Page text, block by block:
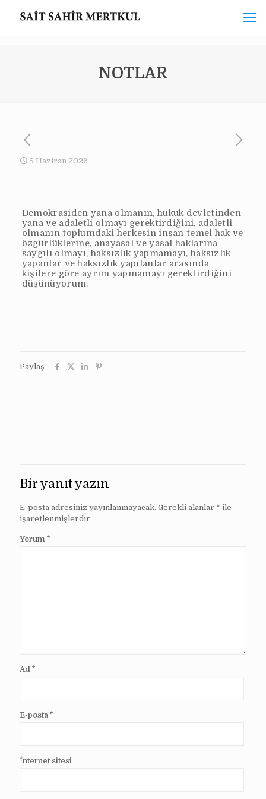
NOTLAR
5 Haziran 2026
Demokrasiden yana olmanın, hukuk devletinden
yana ve adaletli olmayı gerektirdiğini, adaletli
olmanın toplumdaki herkesin insan temel hak ve
özgürlüklerine, anayasal ve yasal haklarına
saygılı olmayı, haksızlık yapmamayı, haksızlık
yapanlar ve haksızlık yapılanlar arasında
kişilere göre ayrım yapmamayı gerektirdiğini
düşünüyorum.
Paylaş
Bir yanıt yazın
E-posta adresiniz yayınlanmayacak. Gerekli alanlar * ile
işaretlenmişlerdir
Yorum *
Ad *
E-posta *
İnternet sitesi